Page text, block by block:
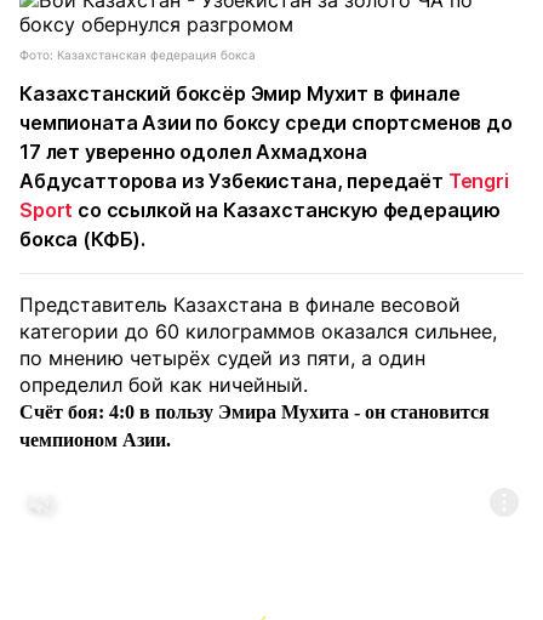
Фото: Казахстанская федерация бокса
Казахстанский боксёр Эмир Мухит в финале
чемпионата Азии по боксу среди спортсменов до
17 лет уверенно одолел Ахмадхона
Абдусатторова из Узбекистана, передаёт Tengri
Sport со ссылкой на Казахстанскую федерацию
бокса (КФБ).
Представитель Казахстана в финале весовой
категории до 60 килограммов оказался сильнее,
по мнению четырёх судей из пяти, а один
определил бой как ничейный.
Счёт боя: 4:0 в пользу Эмира Мухита - он становится
чемпионом Азии.